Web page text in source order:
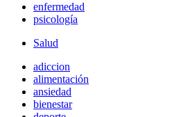
enfermedad
psicología
Salud
adiccion
alimentación
ansiedad
bienestar